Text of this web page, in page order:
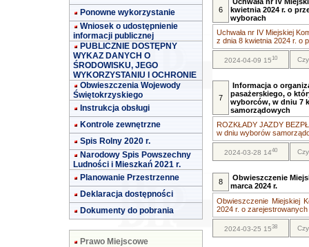
Ponowne wykorzystanie
Wniosek o udostępnienie
informacji publicznej
PUBLICZNIE DOSTĘPNY
WYKAZ DANYCH O
ŚRODOWISKU, JEGO
WYKORZYSTANIU I OCHRONIE
Obwieszczenia Wojewody
Świętokrzyskiego
Instrukcja obsługi
Kontrole zewnętrzne
Spis Rolny 2020 r.
Narodowy Spis Powszechny
Ludności i Mieszkań 2021 r.
Planowanie Przestrzenne
Deklaracja dostępności
Dokumenty do pobrania
Prawo Miejscowe
6
kwietnia 2024 r. o
wyborach
Uchwała nr IV Miejskiej
z dnia 8 kwietnia 2024 r. o
2024-04-09 1510
7
Informacja o
pasażerskiego, o
wyborców, w dniu 7
samorządowych
ROZKŁADY JAZDY
w dniu wyborów
2024-03-28 1440
8
Obwieszczenie
marca 2024 r.
Obwieszczenie Miejskiej
2024 r. o zarejestrowanych
2024-03-25 1538